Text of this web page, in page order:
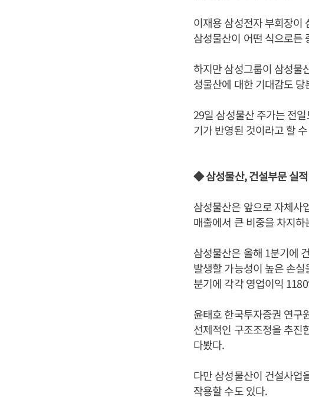
이재용 삼성전자 부회장이
삼성물산이 어떤 식으로든
하지만 삼성그룹이 삼성물
성물산에 대한 기대감도
29일 삼성물산 주가는 전
기가 반영된 것이라고 할
◆ 삼성물산, 건설부문 실
삼성물산은 앞으로 자체사
매출에서 큰 비중을 차지
삼성물산은 올해 1분기에
발생할 가능성이 높은 손
분기에 각각 영업이익
윤태호 한국투자증권 연구
선제적인 구조조정을 추진
다봤다.
다만 삼성물산이 건설사업
작용할 수도 있다.